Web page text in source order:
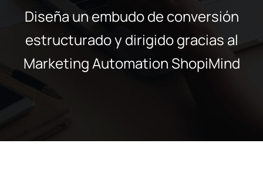
Diseña un embudo de conversión
estructurado y dirigido gracias al
Marketing Automation ShopiMind